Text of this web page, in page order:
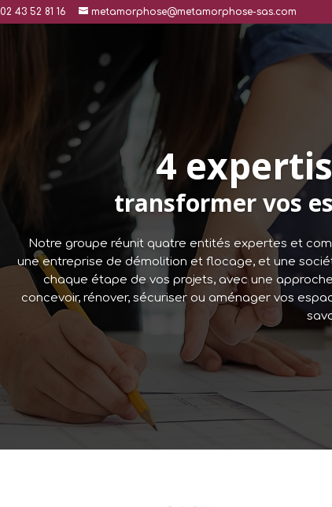
02 43 52 81 16 metamorphose@metamorphose-sas.com
4
transformer vos
Notre groupe réunit quatre entités expertes et
une entreprise de démolition et flocage, et une
chaque étape de vos projets, avec une
concevoir, rénover, sécuriser ou aménager vos